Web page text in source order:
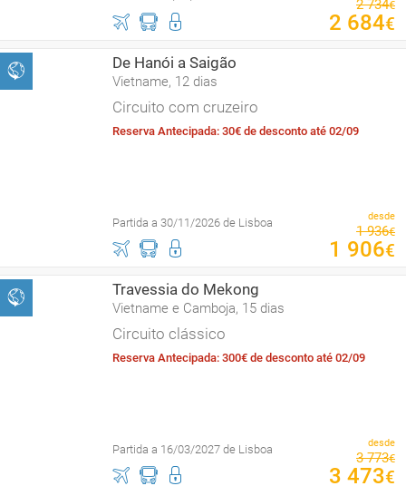
2 734€
2 684€
De Hanói a Saigão
Vietname, 12 dias
Circuito com cruzeiro
Reserva Antecipada: 30€ de desconto até 02/09
Partida a 30/11/2026 de Lisboa desde
1 936€
1 906€
Travessia do Mekong
Vietname e Camboja, 15 dias
Circuito clássico
Reserva Antecipada: 300€ de desconto até 02/09
Partida a 16/03/2027 de Lisboa desde
3 773€
3 473€